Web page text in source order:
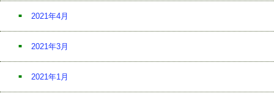
2021年4月
2021年3月
2021年1月